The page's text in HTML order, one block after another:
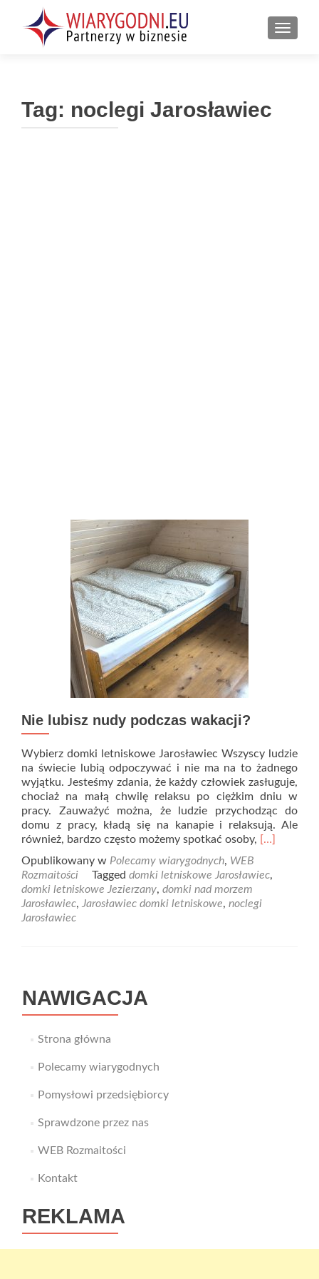
Tag: noclegi Jarosławiec
Nie lubisz nudy podczas wakacji?
Wybierz domki letniskowe Jarosławiec Wszyscy ludzie
na świecie lubią odpoczywać i nie ma na to żadnego
wyjątku. Jesteśmy zdania, że każdy człowiek zasługuje,
chociaż na małą chwilę relaksu po ciężkim dniu w
pracy. Zauważyć można, że ludzie przychodząc do
domu z pracy, kładą się na kanapie i relaksują. Ale
również, bardzo często możemy spotkać osoby, Read
Nie
nudy
[…]
Opublikowany w Polecamy wiarygodnych, WEB
Rozmaitości
Tagged domki letniskowe Jarosławiec,
domki letniskowe Jezierzany, domki nad morzem
Jarosławiec, Jarosławiec domki letniskowe, noclegi
Jarosławiec
NAWIGACJA
Strona główna
Polecamy wiarygodnych
Pomysłowi przedsiębiorcy
Sprawdzone przez nas
WEB Rozmaitości
Kontakt
REKLAMA